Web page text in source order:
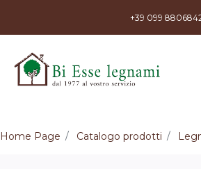
+39 099
Home Page Catalogo prodotti